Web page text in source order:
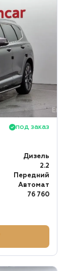
под заказ
Дизель
2.2
Передний
Автомат
76 760